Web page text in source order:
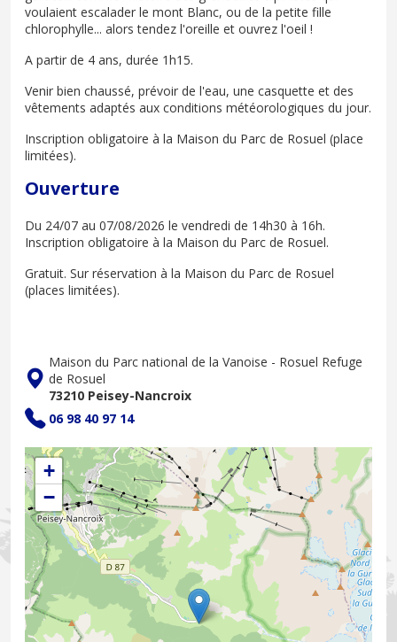
voulaient escalader le mont Blanc, ou de la petite fille
chlorophylle... alors tendez l'oreille et ouvrez l'oeil !
A partir de 4 ans, durée 1h15.
Venir bien chaussé, prévoir de l'eau, une casquette et des
vêtements adaptés aux conditions météorologiques du jour.
Inscription obligatoire à la Maison du Parc de Rosuel (place
limitées).
Ouverture
Du 24/07 au 07/08/2026 le vendredi de 14h30 à 16h.
Inscription obligatoire à la Maison du Parc de Rosuel.
Gratuit. Sur réservation à la Maison du Parc de Rosuel
(places limitées).
Maison du Parc national de la Vanoise - Rosuel Refuge
de Rosuel
73210 Peisey-Nancroix
06 98 40 97 14
+
−